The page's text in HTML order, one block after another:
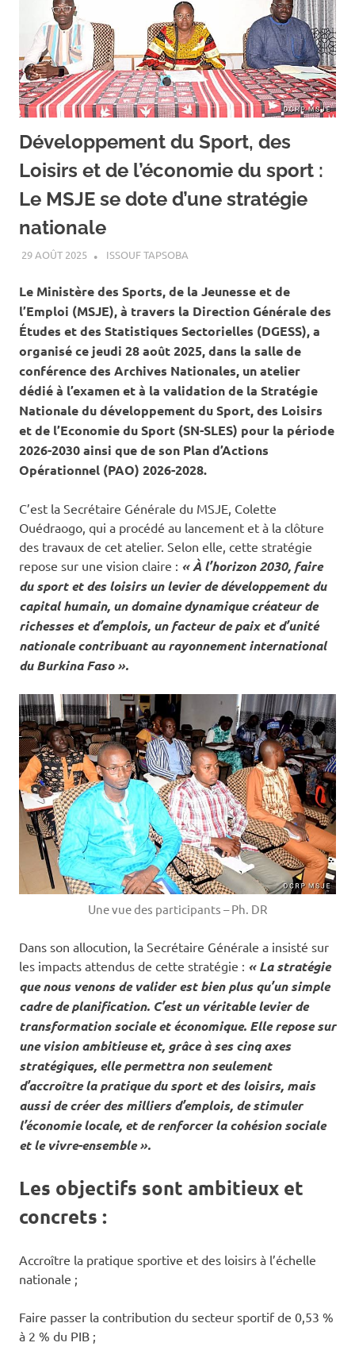
Développement du Sport, des
Loisirs et de l’économie du sport :
Le MSJE se dote d’une stratégie
nationale
29 AOÛT 2025 ISSOUF TAPSOBA
Le Ministère des Sports, de la Jeunesse et de
l’Emploi (MSJE), à travers la Direction Générale des
Études et des Statistiques Sectorielles (DGESS), a
organisé ce jeudi 28 août 2025, dans la salle de
conférence des Archives Nationales, un atelier
dédié à l’examen et à la validation de la Stratégie
Nationale du développement du Sport, des Loisirs
et de l’Economie du Sport (SN-SLES) pour la période
2026-2030 ainsi que de son Plan d’Actions
Opérationnel (PAO) 2026-2028.
C’est la Secrétaire Générale du MSJE, Colette
Ouédraogo, qui a procédé au lancement et à la clôture
des travaux de cet atelier. Selon elle, cette stratégie
repose sur une vision claire : « À l’horizon 2030, faire
du sport et des loisirs un levier de développement du
capital humain, un domaine dynamique créateur de
richesses et d’emplois, un facteur de paix et d’unité
nationale contribuant au rayonnement international
du Burkina Faso ».
Une vue des participants – Ph. DR
Dans son allocution, la Secrétaire Générale a insisté sur
les impacts attendus de cette stratégie : « La stratégie
que nous venons de valider est bien plus qu’un simple
cadre de planification. C’est un véritable levier de
transformation sociale et économique. Elle repose sur
une vision ambitieuse et, grâce à ses cinq axes
stratégiques, elle permettra non seulement
d’accroître la pratique du sport et des loisirs, mais
aussi de créer des milliers d’emplois, de stimuler
l’économie locale, et de renforcer la cohésion sociale
et le vivre-ensemble ».
Les objectifs sont ambitieux et
concrets :
Accroître la pratique sportive et des loisirs à l’échelle
nationale ;
Faire passer la contribution du secteur sportif de 0,53 %
à 2 % du PIB ;